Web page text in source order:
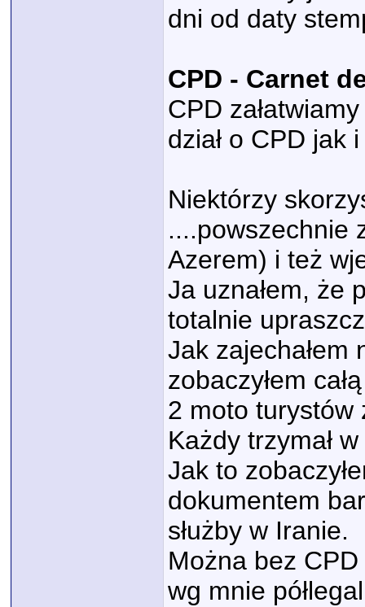
dni od daty
CPD - Carnet
CPD
dział o CPD jak
Niektórzy
....powszechnie
Azerem) i też
Ja uznałem, że
totalnie
Jak zajechałem
zobaczyłem
2 moto turystów
Każdy trzymał
Jak to
dokumentem
służby w Iranie.
Można bez
wg mnie